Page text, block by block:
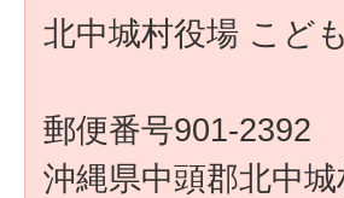
北中城村役場 こど
郵便番号901-2392
沖縄県中頭郡北中